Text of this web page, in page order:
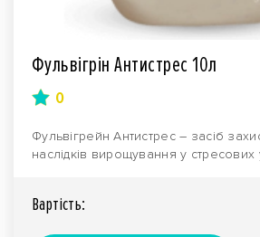
Фульвігрін Антистрес 10л
0
Фульвігрейн Антистрес – засіб
наслідків вирощування у стресових
Вартiсть: